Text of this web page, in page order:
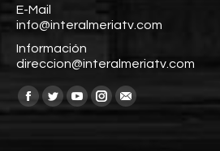
E-Mail
info@interalmeriatv.com
Información
direccion@interalmeriatv.com
Encuéntranos en:
Facebook
TwitterYouTube
Instagram
Mail